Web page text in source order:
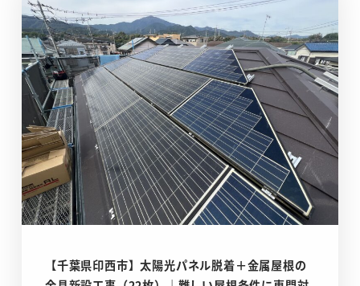
【千葉県印西市】太陽光パネル脱着＋金属屋根の